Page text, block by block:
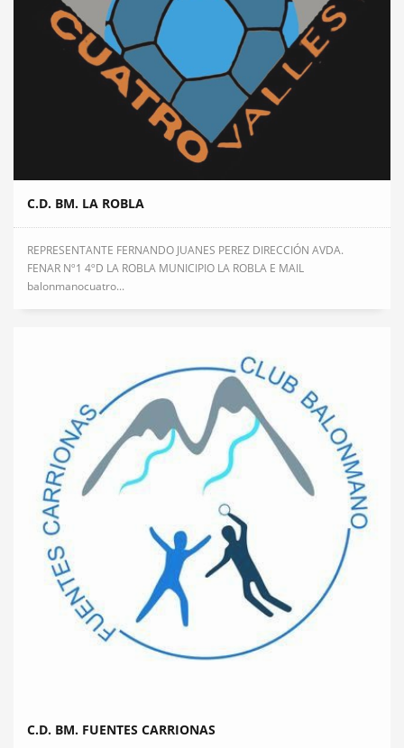
C.D. BM. LA ROBLA
REPRESENTANTE FERNANDO JUANES PEREZ DIRECCIÓN AVDA.
FENAR Nº1 4ºD LA ROBLA MUNICIPIO LA ROBLA E MAIL
balonmanocuatro...
C.D. BM. FUENTES CARRIONAS